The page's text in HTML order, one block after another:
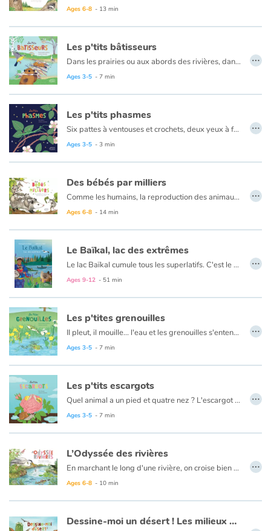
Ages 6-8 - 13 min
Les p'tits bâtisseurs
Dans les prairies ou aux abords des rivières, dans les arbres ou sous terre, les animaux font leur nid. La taupe est gourmande, alors elle remplit son garde-manger de vers de terre pour assouvir ses fringales à tout moment. Le blaireau, lui, creuse une nouvelle sortie pour accéder à sa ribambelle de toilettes extérieures. Hors de question de souiller son terrier ! Quant à l'incroyable castor, il étanchéifie sa hutte avec des branches de bouleau qu'il a rongées plus tôt dans la matinée. Que ce soit pour se protéger du danger ou pour préparer un précieux cocon et accueillir leurs petits, les animaux sont d'incroyables architectes!
Ages 3-5 - 7 min
…
Les p'tits phasmes
Six pattes à ventouses et crochets, deux yeux à facettes qui lui offrent un large champ de vision, des mandibules pour déchiqueter des feuilles d'églantier... mais quel est ce drôle de bâton ? C'est un phasme !
Mais sous ses allures timides, le phasme est un grand voyageur ! Lorsque les oiseaux confondent ses œufs avec des graines, on les retrouve intacts dans leurs excréments ! Ils éclosent alors à quelques kilomètres de leur lieu de ponte. Étonnant, non ?
Ages 3-5 - 3 min
…
Des bébés par milliers
Comme les humains, la reproduction des animaux commence toujours par la rencontre de deux cellules reproductives. Pour les mammifères, tout se passe dans le ventre de la femelle : la fécondation comme la gestation. Ce sont des vivipares ! Parfois la fécondation a lieu dans le ventre de la femelle, mais ensuite le fœtus grandit dans un œuf que la femelle a pondu. Ce sont des ovipares ! Et chez poissons, comment cela se passe-t-il ? La femelle produit des œufs mais ne les pond pas, tout se passe dans son corps ! Ce sont des ovovivipares !
Ages 6-8 - 14 min
…
Le Baïkal, lac des extrêmes
Le lac Baïkal cumule tous les superlatifs. C'est le plus vieux, le plus profond lac du monde, et la plus grande réserve d'eau douce. Habité de longue date par des peuples anciens, il a été découvert tardivement par les Européens, au gré de chasses à la zibeline ! Cet espace perdu dans la taïga profonde et baigné par des conditions extrêmes attire depuis lors les plus courageux pour son étonnante biodiversité. L'eau du lac, filtrée par de minuscules organismes, est d'une pureté sans égal. Elle fascine les scientifiques en leur permettant d'observer le cosmos comme nulle part ailleurs grâce à des télescopes sous-marins ultras sophistiqués. Surplomber le Baïkal à bord du Transsibérien, croiser le nerpa (unique phoque d'eau douce du monde) ou se surpasser en s'élançant dans un marathon de glace... Il y a mille façons de vivre l'exploration du joyau de la nature sibérienne.
Ages 9-12 - 51 min
…
Les p'tites grenouilles
Il pleut, il mouille... l'eau et les grenouilles s'entendent à merveille ! Sa peau lisse, qui la différencie de son cousin le crapaud, fait d'elle une véritable championne de natation ! Mais attention, toutes ne vivent pas dans l'eau ! Même si l'on imagine souvent des grenouilles croassant dans leur mare, certaines préfèrent la fraîcheur des forêts. Pour passer l'hiver en toute sécurité, certaines sont alors capables de modifier leur température et leur rythme cardiaque ! À la saison des amours, elles donnent de la voix avant de s’accoupler. La femelle pond ses œufs sous l’eau, dans les végétaux. Bientôt, des têtards frétillants peuplent la mare. Des pattes sortent de leur corps, leur queue disparait et hop ! Les grenouilles bondissent hors de l’eau !
Ages 3-5 - 7 min
…
Les p'tits escargots
Quel animal a un pied et quatre nez ? L'escargot ! Et oui, ce petit gastéropode réserve bien des surprises. Aussitôt qu'il pleut, l'escargot sort sa tête… pour se gorger d'eau. C'est ainsi qu'il fabrique la bave qui lui permet de ramper partout aussi bien à l'horizontale qu'à la verticale. Si ses deux petits yeux ne lui servent pas à grand-chose, ses quatre nez, eux, le guident sans faille vers sa nourriture. Le petit gourmand ! À la saison des amours, nul besoin de partir en quête d'un mâle ou d'une femelle, les escargots sont les deux à la fois !
Ages 3-5 - 7 min
…
L’Odyssée des rivières
En marchant le long d'une rivière, on croise bien des animaux : poissons, insectes, oiseaux, rongeurs… Pour cela, il suffit d'être observateur !
Si vous avez la chance de passer au bon moment, vous pourrez admirer le ballet des saumons qui remontent la rivière afin d'aller pondre leurs œufs au creux des galets.
Ages 6-8 - 10 min
…
Dessine-moi un désert ! Les milieux arides